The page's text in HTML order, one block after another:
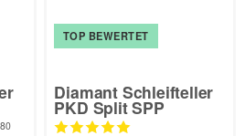
TOP BEWERTET
Diamant Schleifteller
PKD Split SPP